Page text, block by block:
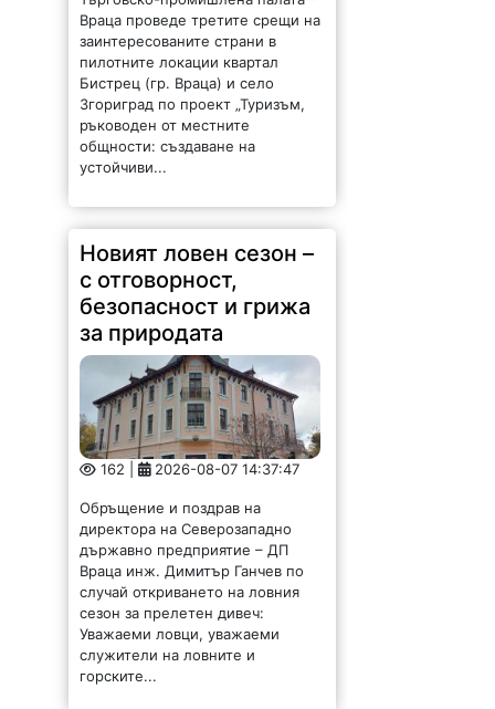
пилотните локации квартал
Бистрец (гр. Враца) и село
Згориград по проект „Туризъм,
ръководен от местните
общности: създаване на
устойчиви...
Новият ловен сезон –
с отговорност,
безопасност и грижа
за природата
162 | 2026-08-07 14:37:47
Обръщение и поздрав на
държавно предприятие – ДП
Враца инж. Димитър Ганчев по
случай откриването на ловния
сезон за прелетен дивеч:
Уважаеми ловци, уважаеми
служители на ловните и
горските...